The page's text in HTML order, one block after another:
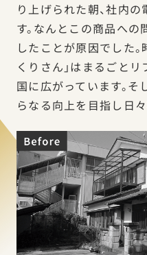
り上げられた朝、社内
す。なんとこの商品へ
したことが原因でした。
くりさん」はまるごと
国に広がっています。そ
らなる向上を目指し日